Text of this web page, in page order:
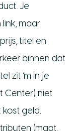
Je
maar
titel en
binnen dat
zit ‘m in je
Center) niet
geld.
(maat,